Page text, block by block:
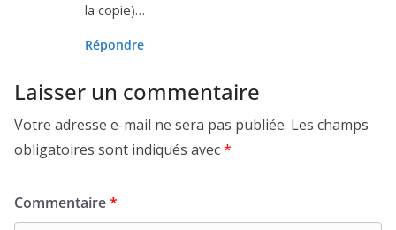
la copie)…
Répondre
Laisser un commentaire
Votre adresse e-mail ne sera pas publiée. Les champs
obligatoires sont indiqués avec*
Commentaire*